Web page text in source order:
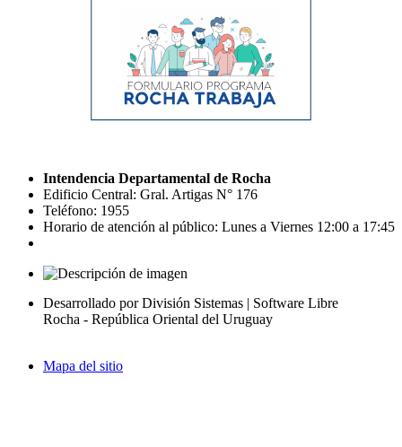
Intendencia Departamental de Rocha
Edificio Central: Gral. Artigas N° 176
Teléfono: 1955
Horario de atención al público: Lunes a Viernes 12:00 a 17:45
Desarrollado por División Sistemas | Software Libre
Rocha - República Oriental del Uruguay
Mapa del sitio